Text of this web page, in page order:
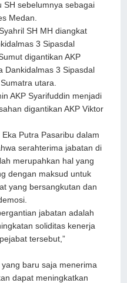
SH sebelumnya sebagai
Medan.
SH MH diangkat
3 Sipasdal
digantikan AKP
Dankidalmas 3 Sipasdal
utara.
AKP Syarifuddin menjadi
digantikan AKP Viktor
Putra Pasaribu dalam
serahterima jabatan di
merupahkan hal yang
dengan maksud untuk
yang bersangkutan dan
jabatan adalah
soliditas kenerja
tersebut,”
baru saja menerima
dapat meningkatkan